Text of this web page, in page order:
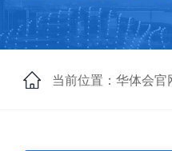
当前位置：华体会官